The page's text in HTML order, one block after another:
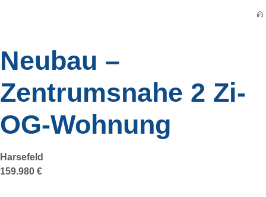
Neubau –
Zentrumsnahe 2 Zi-
OG-Wohnung
Harsefeld
159.980 €